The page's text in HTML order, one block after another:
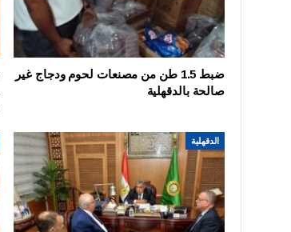
ضبط 1.5 طن من مصنعات لحوم ودجاج غير
صالحة بالدقهلية
الدقهلية